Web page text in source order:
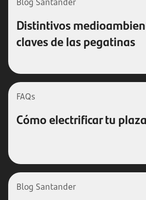
Distintivos
claves de las pegatinas
FAQs
Cómo electrificar tu
Blog Santander